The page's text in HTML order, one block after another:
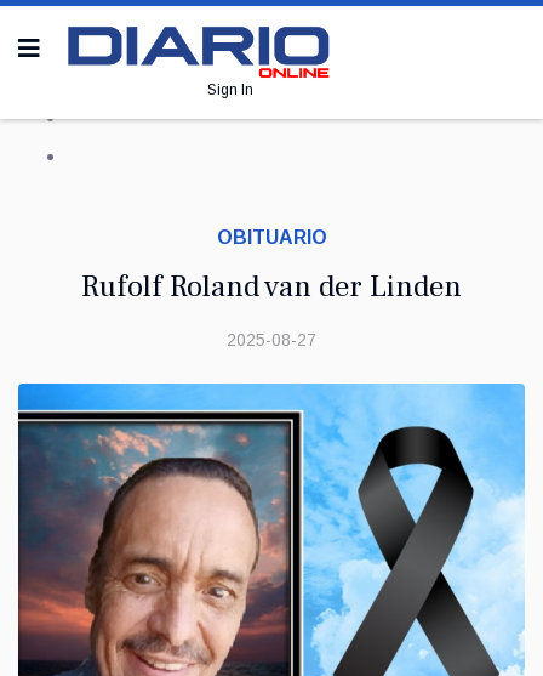
Sign In
OBITUARIO
Rufolf Roland van der Linden
2025-08-27